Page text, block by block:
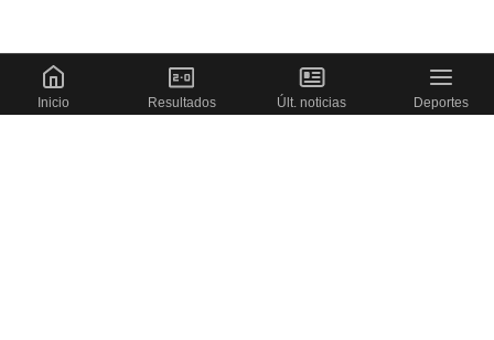
Inicio Resultados Últ. noticias Deportes